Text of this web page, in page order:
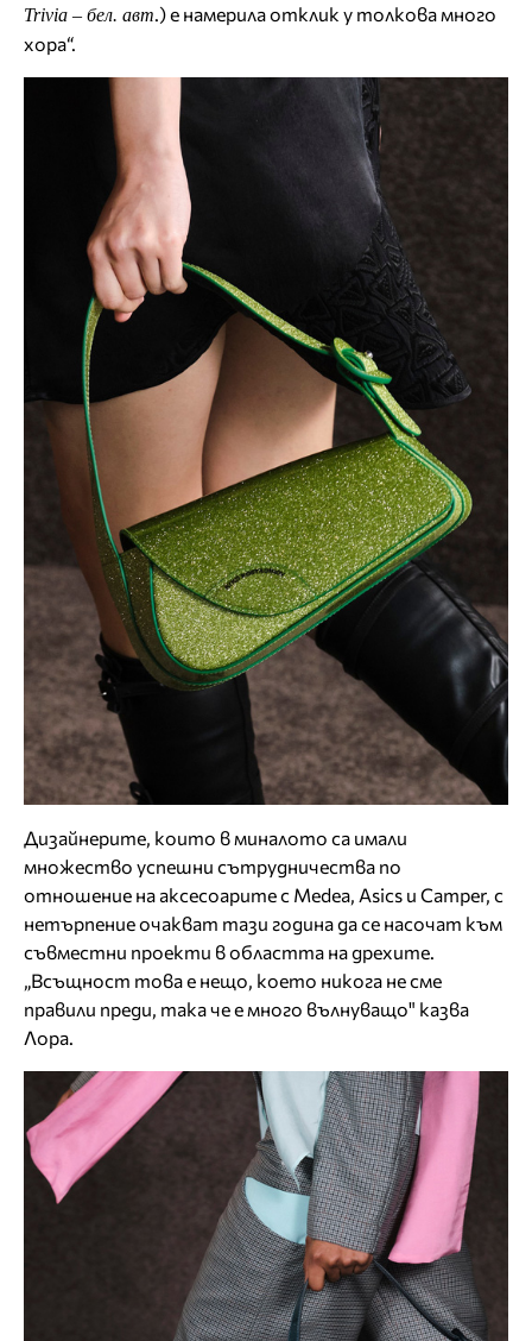
Trivia – бел. авт .) е намерила отклик у толкова много
хора“.
Дизайнерите, които в миналото са имали
множество успешни сътрудничества по
отношение на аксесоарите с Medea, Asics и Camper, с
нетърпение очакват тази година да се насочат към
съвместни проекти в областта на дрехите.
„Всъщност това е нещо, което никога не сме
правили преди, така че е много вълнуващо" казва
Лора.